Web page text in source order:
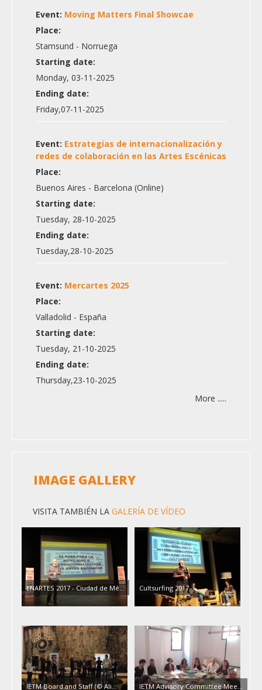
Event: Moving Matters Final Showcae
Place:
Stamsund - Norruega
Starting date:
Monday, 03-11-2025
Ending date:
Friday,07-11-2025
Event: Estrategias de internacionalización y
redes de colaboración en las Artes Escénicas
Place:
Buenos Aires - Barcelona (Online)
Starting date:
Tuesday, 28-10-2025
Ending date:
Tuesday,28-10-2025
Event: Mercartes 2025
Place:
Valladolid - España
Starting date:
Tuesday, 21-10-2025
Ending date:
Thursday,23-10-2025
More .....
IMAGE GALLERY
VISITA TAMBIÉN LA GALERÍA DE VÍDEO
ENARTES 2017 - Ciudad de Mé… Cultsurfing 2017
IETM Board and Staff (© Ali… IETM Advisory Committee Mee…